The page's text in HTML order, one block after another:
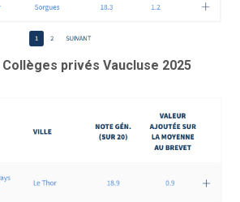
privés Vaucluse 2025